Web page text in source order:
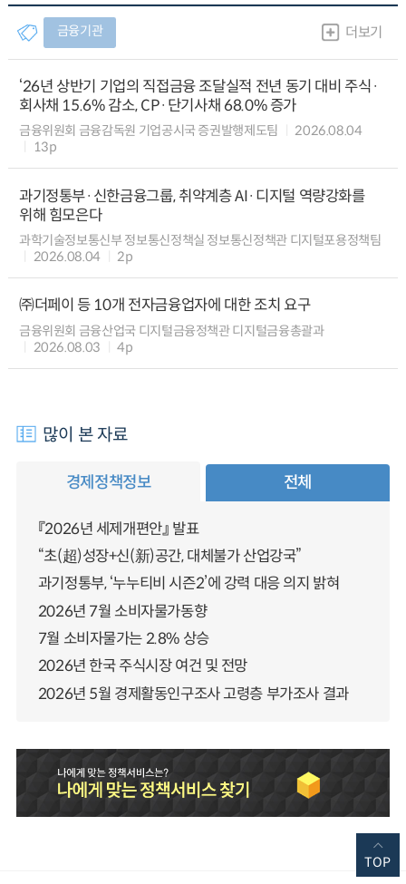
금융기관 더보기
‘26년 상반기 기업의 직접금융 조달실적 전년 동기 대비 주식·
회사채 15.6% 감소, CP·단기사채 68.0% 증가
금융위원회 금융감독원 기업공시국 증권발행제도팀
2026.08.04
13p
과기정통부·신한금융그룹, 취약계층 AI·디지털 역량강화를
위해 힘모은다
과학기술정보통신부 정보통신정책실 정보통신정책관 디지털포용정책팀
2026.08.04
2p
㈜더페이 등 10개 전자금융업자에 대한 조치 요구
금융위원회 금융산업국 디지털금융정책관 디지털금융총괄과
2026.08.03
4p
많이 본 자료
경제정책정보 전체
『2026년 세제개편안』 발표
“초(超)성장+신(新)공간, 대체불가 산업강국”
과기정통부, ‘누누티비 시즌2’에 강력 대응 의지 밝혀
2026년 7월 소비자물가동향
7월 소비자물가는 2.8% 상승
2026년 한국 주식시장 여건 및 전망
2026년 5월 경제활동인구조사 고령층 부가조사 결과
TOP